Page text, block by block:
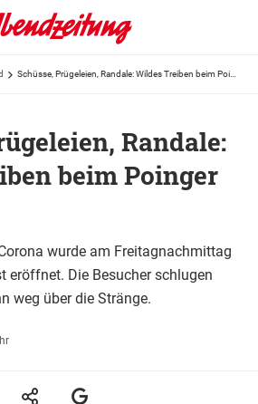
Randale:
beim Poinger
wurde am Freitagnachmittag
eröffnet. Die Besucher schlugen
weg über die Stränge.